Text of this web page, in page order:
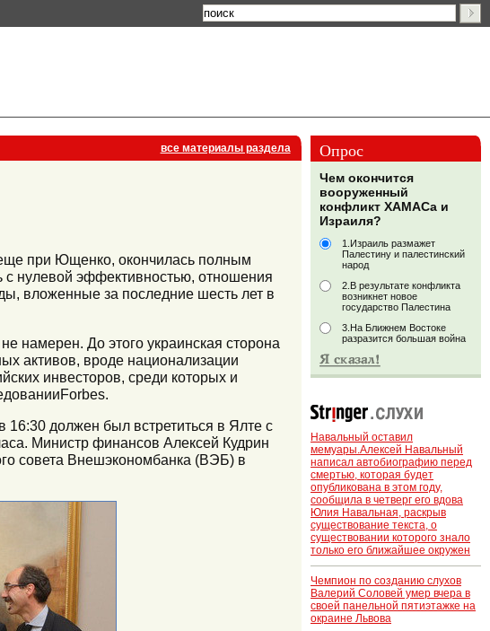
все материалы раздела
при Ющенко, окончилась полным
с нулевой эффективностью, отношения
вложенные за последние шесть лет в
намерен. До этого украинская сторона
активов, вроде национализации
инвесторов, среди которых и
16:30 должен был встретиться в Ялте с
Министр финансов Алексей Кудрин
совета Внешэкономбанка (ВЭБ) в
Опрос
Чем окончится
вооруженный
конфликт ХАМАСа и
Израиля?
1.Израиль размажет
Палестину и палестинский
народ
2.В результате конфликта
возникнет новое
государство Палестина
3.На Ближнем Востоке
разразится большая война
Навальный оставил
мемуары.Алексей Навальный
написал автобиографию перед
смертью, которая будет
опубликована в этом году,
сообщила в четверг его вдова
Юлия Навальная, раскрыв
существование текста, о
существовании которого знало
только его ближайшее окружен
Чемпион по созданию слухов
Валерий Соловей умер вчера в
своей панельной пятиэтажке на
окраине Львова